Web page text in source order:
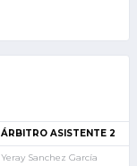
ÁRBITRO ASISTENTE 2
Yeray Sanchez García